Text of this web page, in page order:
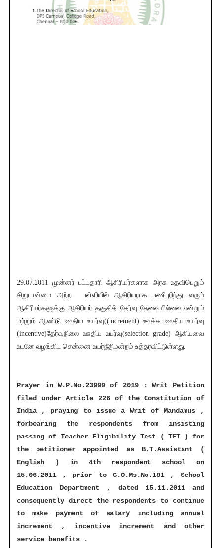
29.07.2011 முன்னர் பட்டதாரி ஆசிரியர்களாக அரசு உதவிபெறும்
சிறுபான்மை அற்ற பள்ளியில் ஆசிரியராக பணிபுரிந்து வரும்
ஆசிரியர்களுக்கு ஆசிரியர் தகுதித் தேர்வு தேவையில்லை என்றும்
மற்றும் ஆண்டு ஊதிய உயர்வு((increment) ஊக்க ஊதிய உயர்வு
(incentive)தேர்வுநிலை ஊதிய உயர்வு(selection grade) ஆகியவை
உடனே வழங்கிட சென்னை உயர்நீதிமன்றம் உத்தரவிட்டுள்ளது.
Prayer in W.P.No.23999 of 2019 : Writ Petition
filed under Article 226 of the Constitution of
India , praying to issue a Writ of Mandamus ,
forbearing the respondents from insisting
passing of Teacher Eligibility Test ( TET ) for
the petitioner appointed as B.T.Assistant (
English ) in 4th respondent school on
15.06.2011 , prior to G.O.Ms.No.181 , School
Education Department , dated 15.11.2011 and
consequently direct the respondents to continue
to make payment of salary including annual
increment , incentive increment and other
service benefits .